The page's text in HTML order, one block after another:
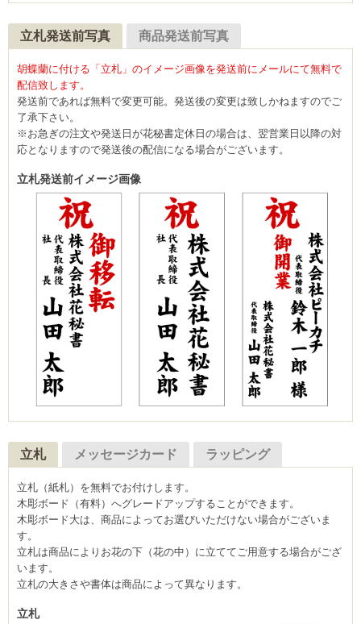
立札発送前写真 商品発送前写真
胡蝶蘭に付ける「立札」のイメージ画像を発送前にメールにて無料で
配信致します。
発送前であれば無料で変更可能。発送後の変更は致しかねますのでご
了承下さい。
※お急ぎの注文や発送日が花秘書定休日の場合は、翌営業日以降の対
応となりますので発送後の配信になる場合がございます。
立札発送前イメージ画像
立札 メッセージカード ラッピング
立札（紙札）を無料でお付けします。
木彫ボード（有料）へグレードアップすることができます。
木彫ボード大は、商品によってお選びいただけない場合がございま
す。
立札は商品によりお花の下（花の中）に立ててご用意する場合がござ
います。
立札の大きさや書体は商品によって異なります。
立札